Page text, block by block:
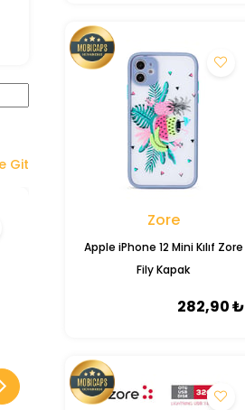
Git
Zore
Apple iPhone 12 Mini Kılıf Zore
Fily Kapak
282,90 ₺